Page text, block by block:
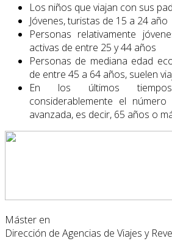
Los niños que viajan con sus
Jóvenes, turistas de 15 a 24 año
Personas relativamente
activas de entre 25 y 44 años
Personas de mediana edad
de entre 45 a 64 años, suelen
En los últimos
considerablemente el
avanzada, es decir, 65 años o
Máster en
Dirección de Agencias de Viajes y